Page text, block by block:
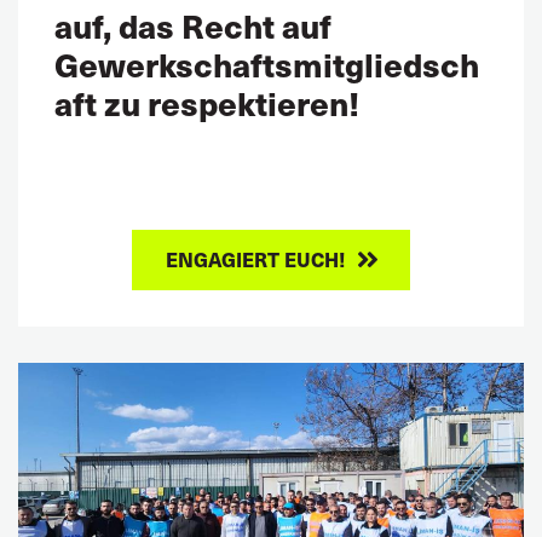
auf, das Recht auf
Gewerkschaftsmitgliedsch
aft zu respektieren!
ENGAGIERT EUCH!